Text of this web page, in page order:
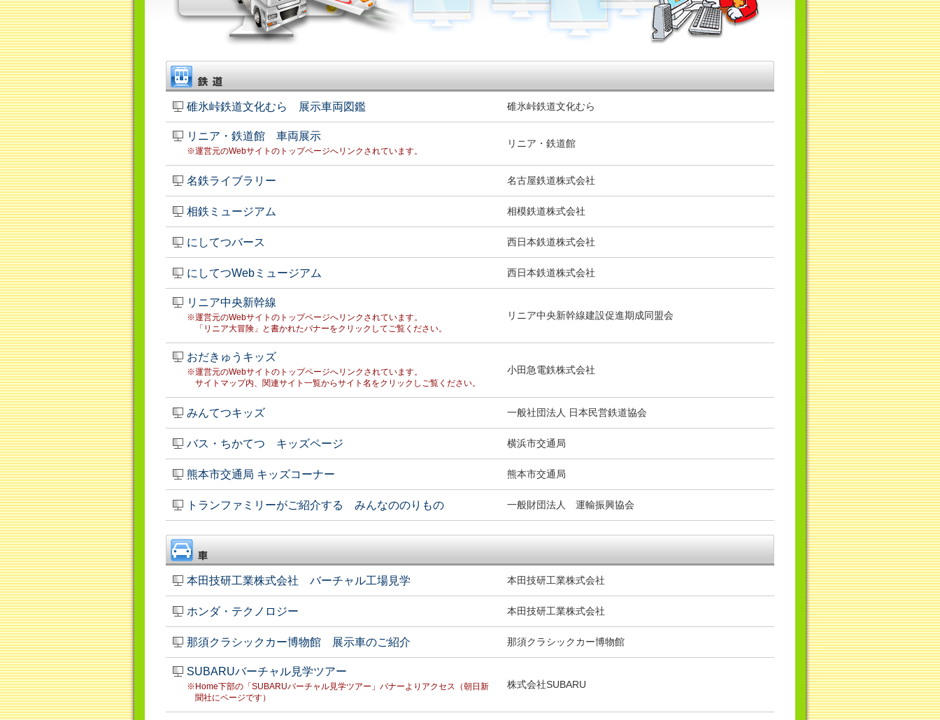
碓氷峠鉄道文化むら 展示車両図鑑 碓氷峠鉄道文化むら
リニア・鉄道館 車両展示
※運営元のWebサイトのトップページへリンクされています。
リニア・鉄道館
名鉄ライブラリー 名古屋鉄道株式会社
相鉄ミュージアム 相模鉄道株式会社
にしてつバース 西日本鉄道株式会社
にしてつWebミュージアム 西日本鉄道株式会社
リニア中央新幹線
※運営元のWebサイトのトップページへリンクされています。
「リニア大冒険」と書かれたバナーをクリックしてご覧ください。
リニア中央新幹線建設促進期成同盟会
おだきゅうキッズ
※運営元のWebサイトのトップページへリンクされています。
サイトマップ内、関連サイト一覧からサイト名をクリックしご覧ください。
小田急電鉄株式会社
みんてつキッズ 一般社団法人 日本民営鉄道協会
バス・ちかてつ キッズページ 横浜市交通局
熊本市交通局 キッズコーナー 熊本市交通局
トランファミリーがご紹介する みんなののりもの 一般財団法人 運輸振興協会
本田技研工業株式会社 バーチャル工場見学 本田技研工業株式会社
ホンダ・テクノロジー 本田技研工業株式会社
那須クラシックカー博物館 展示車のご紹介 那須クラシックカー博物館
SUBARUバーチャル見学ツアー
※Home下部の「SUBARUバーチャル見学ツアー」バナーよりアクセス（朝日新
聞社にページです）
株式会社SUBARU